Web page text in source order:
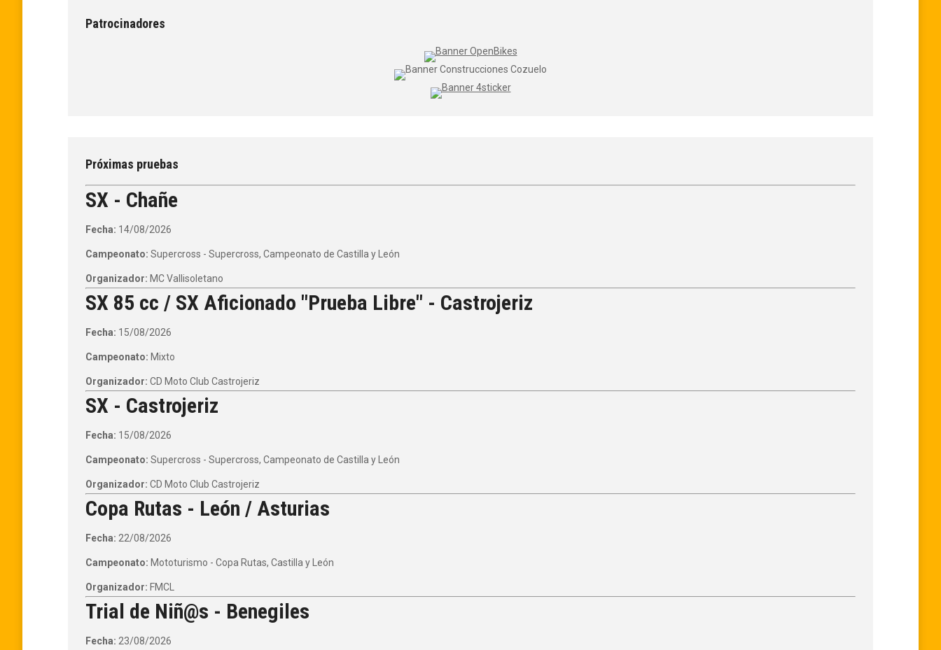
Patrocinadores
Próximas pruebas
SX - Chañe
Fecha: 14/08/2026
Campeonato: Supercross - Supercross, Campeonato de Castilla y León
Organizador: MC Vallisoletano
SX 85 cc / SX Aficionado "Prueba Libre" - Castrojeriz
Fecha: 15/08/2026
Campeonato: Mixto
Organizador: CD Moto Club Castrojeriz
SX - Castrojeriz
Fecha: 15/08/2026
Campeonato: Supercross - Supercross, Campeonato de Castilla y León
Organizador: CD Moto Club Castrojeriz
Copa Rutas - León / Asturias
Fecha: 22/08/2026
Campeonato: Mototurismo - Copa Rutas, Castilla y León
Organizador: FMCL
Trial de Niñ@s - Benegiles
Fecha: 23/08/2026